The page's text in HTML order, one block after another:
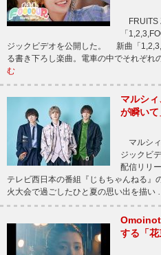
FRUITS
「
ジックビデオを公開した。 新曲「
る書き下ろし楽曲。電車の中でそれぞ
む
マルシ
が瞬い
マルシィ
ジックビ
配信リリ
テレビ西日本の番組『じもちゃんねる』
火大会で過ごしたひと夏の思い出を描い
する「